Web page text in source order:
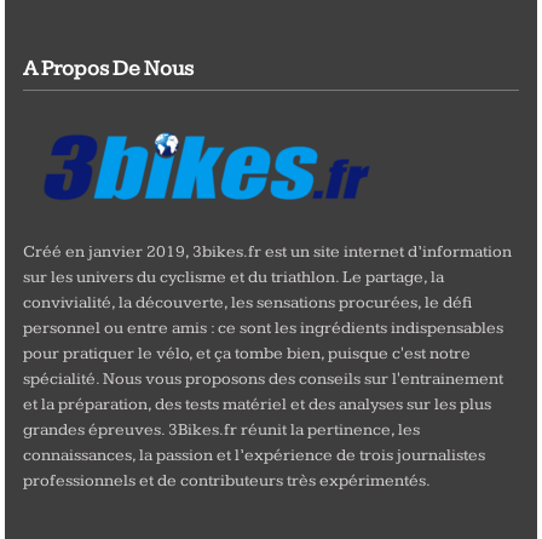
A Propos De Nous
Créé en janvier 2019, 3bikes.fr est un site internet d’information
sur les univers du cyclisme et du triathlon. Le partage, la
convivialité, la découverte, les sensations procurées, le défi
personnel ou entre amis : ce sont les ingrédients indispensables
pour pratiquer le vélo, et ça tombe bien, puisque c'est notre
spécialité. Nous vous proposons des conseils sur l'entrainement
et la préparation, des tests matériel et des analyses sur les plus
grandes épreuves. 3Bikes.fr réunit la pertinence, les
connaissances, la passion et l’expérience de trois journalistes
professionnels et de contributeurs très expérimentés.